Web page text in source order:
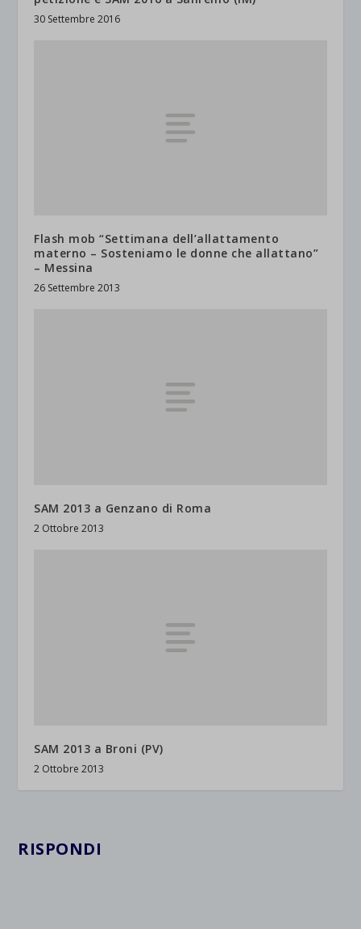
30 Settembre 2016
Flash mob “Settimana dell’allattamento
materno – Sosteniamo le donne che allattano”
– Messina
26 Settembre 2013
SAM 2013 a Genzano di Roma
2 Ottobre 2013
SAM 2013 a Broni (PV)
2 Ottobre 2013
RISPONDI